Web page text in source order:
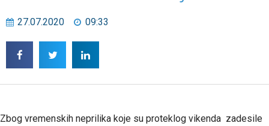
27.07.2020 09:33
Zbog vremenskih neprilika koje su proteklog vikenda zadesile